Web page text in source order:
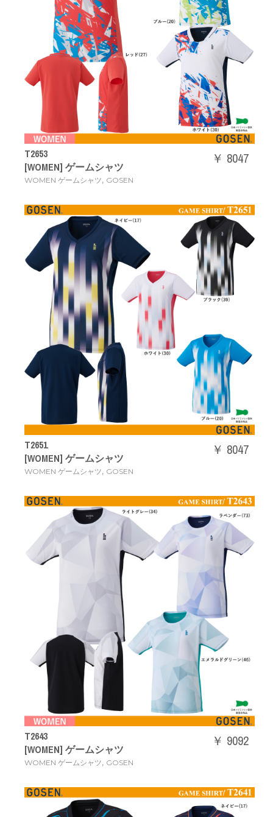
T2653
[WOMEN] ゲームシャツ
WOMEN ゲームシャツ, GOSEN
￥ 8047
T2651
[WOMEN] ゲームシャツ
WOMEN ゲームシャツ, GOSEN
￥ 8047
T2643
[WOMEN] ゲームシャツ
WOMEN ゲームシャツ, GOSEN
￥ 9092